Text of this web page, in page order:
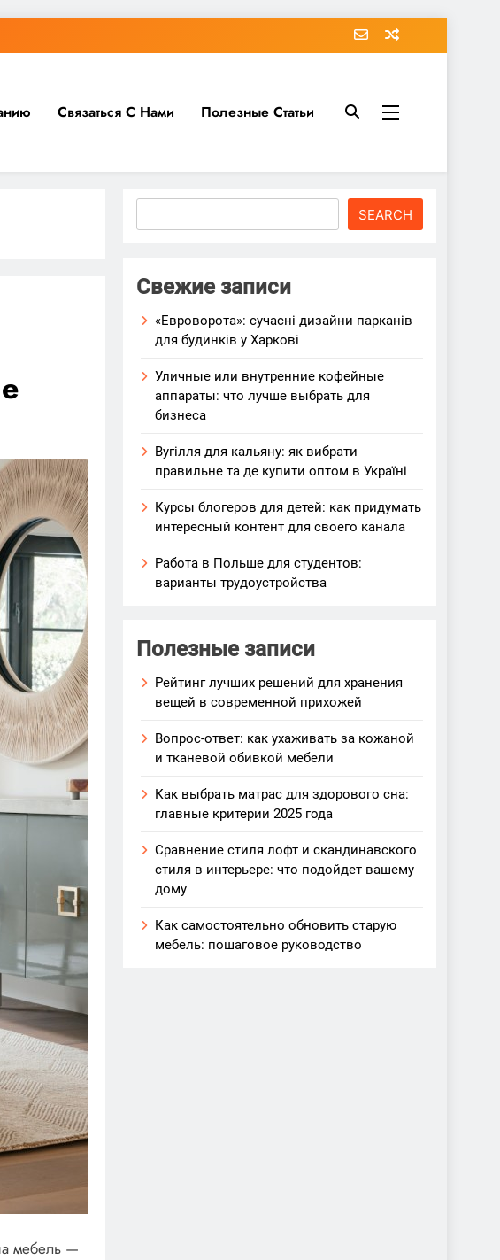
Связаться С Нами Полезные Статьи
мебель —
SEARCH
Свежие записи
«Евроворота»: сучасні дизайни парканів
для будинків у Харкові
Уличные или внутренние кофейные
аппараты: что лучше выбрать для
бизнеса
Вугілля для кальяну: як вибрати
правильне та де купити оптом в Україні
Курсы блогеров для детей: как придумать
интересный контент для своего канала
Работа в Польше для студентов:
варианты трудоустройства
Полезные записи
Рейтинг лучших решений для хранения
вещей в современной прихожей
Вопрос-ответ: как ухаживать за кожаной
и тканевой обивкой мебели
Как выбрать матрас для здорового сна:
главные критерии 2025 года
Сравнение стиля лофт и скандинавского
стиля в интерьере: что подойдет вашему
дому
Как самостоятельно обновить старую
мебель: пошаговое руководство